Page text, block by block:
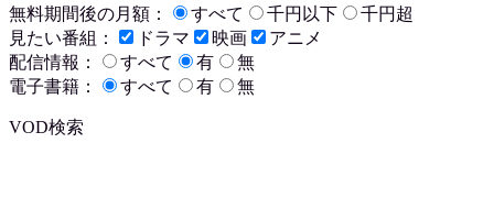
無料期間後の月額：
すべて 千円以下
千円超
見たい番組：
ドラマ 映画
アニメ
配信情報：
すべて 有
無
電子書籍：
すべて 有 無
VOD検索